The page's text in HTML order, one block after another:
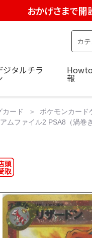
おかげさまで開
ジタルチラ
報
カード
ポケモンカード
ムファイル2 PSA8（渦巻